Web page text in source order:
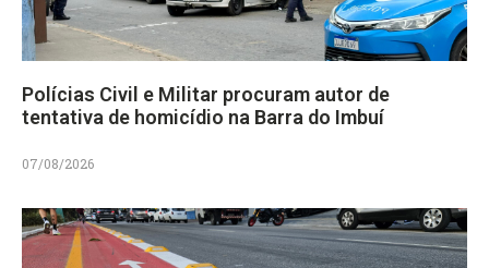
Polícias Civil e Militar procuram autor de
tentativa de homicídio na Barra do Imbuí
07/08/2026